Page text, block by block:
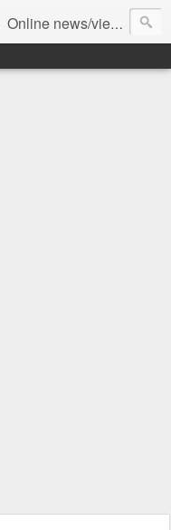
Online news/views JOURNAL... Connecting the community worldwide Editorial Director: Prem Chandran